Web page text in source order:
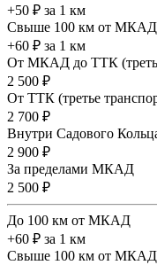
+50 ₽ за 1 км
Свыше 100 км от
+60 ₽ за 1 км
От МКАД до ТТК
2 500 ₽
От ТТК (третье
2 700 ₽
Внутри Садового
2 900 ₽
За пределами МКАД
2 500 ₽
До 100 км от МКАД
+60 ₽ за 1 км
Свыше 100 км от МКАД